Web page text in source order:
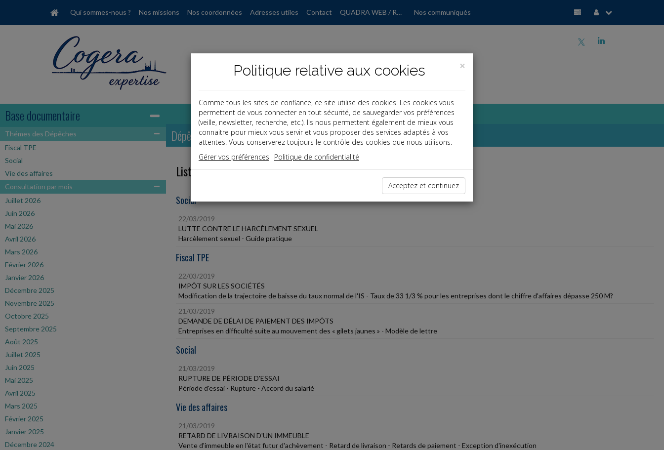
Qui sommes-nous ? Nos missions Nos coordonnées Adresses utiles Contact QUADRA WEB / RGPD Nos communiqués
j
a
Base documentaire
Thémes des Dépêches
Fiscal TPE
Social
Vie des affaires
Consultation par mois
Juillet 2026
Juin 2026
Mai 2026
Avril 2026
Mars 2026
Février 2026
Janvier 2026
Décembre 2025
Novembre 2025
Octobre 2025
Septembre 2025
Août 2025
Juillet 2025
Juin 2025
Mai 2025
Avril 2025
Mars 2025
Février 2025
Janvier 2025
Décembre 2024
Dépêches
Liste des dernières dépêches
Social
22/03/2019
LUTTE CONTRE LE HARCÈLEMENT SEXUEL
Harcèlement sexuel - Guide pratique
Fiscal TPE
22/03/2019
IMPÔT SUR LES SOCIÉTÉS
Modification de la trajectoire de baisse du taux normal de l'IS - Taux de 33 1/3 % pour les entreprises dont le chiffre d'affaires dépasse 250 M?
21/03/2019
DEMANDE DE DÉLAI DE PAIEMENT DES IMPÔTS
Entreprises en difficulté suite au mouvement des « gilets jaunes » - Modèle de lettre
Social
21/03/2019
RUPTURE DE PÉRIODE D'ESSAI
Période d'essai - Rupture - Accord du salarié
Vie des affaires
21/03/2019
RETARD DE LIVRAISON D'UN IMMEUBLE
Vente d'immeuble en l'état futur d'achèvement - Retard de livraison - Retards de paiement - Exception d'inexécution
×
Politique relative aux cookies
Comme tous les sites de confiance, ce site utilise des cookies. Les cookies vous
permettent de vous connecter en tout sécurité, de sauvegarder vos préférences
(veille, newsletter, recherche, etc.). Ils nous permettent également de mieux vous
connaitre pour mieux vous servir et vous proposer des services adaptés à vos
attentes. Vous conserverez toujours le contrôle des cookies que nous utilisons.
Gérer vos préférences
Politique de confidentialité
Acceptez et continuez